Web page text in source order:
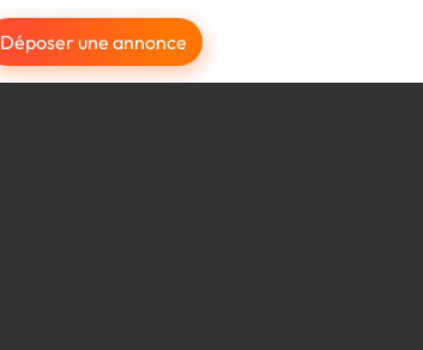
Déposer une annonce